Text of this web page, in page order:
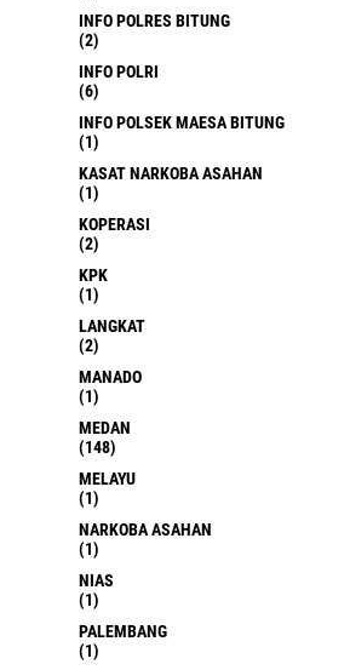
INFO POLRES BITUNG
(2)
INFO POLRI
(6)
INFO POLSEK MAESA BITUNG
(1)
KASAT NARKOBA ASAHAN
(1)
KOPERASI
(2)
KPK
(1)
LANGKAT
(2)
MANADO
(1)
MEDAN
(148)
MELAYU
(1)
NARKOBA ASAHAN
(1)
NIAS
(1)
PALEMBANG
(1)